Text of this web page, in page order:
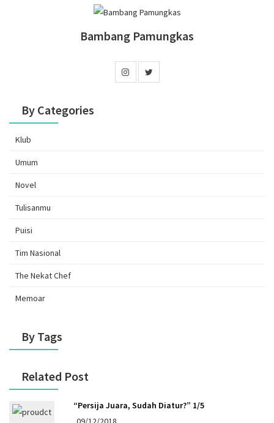
Bambang Pamungkas
By Categories
Klub
Umum
Novel
Tulisanmu
Puisi
Tim Nasional
The Nekat Chef
Memoar
By Tags
Related Post
“Persija Juara, Sudah Diatur?” 1/5